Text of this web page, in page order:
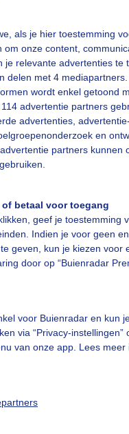
als je hier toestemming
om onze content,
je relevante advertenties te
delen met 4
wordt enkel getoond
advertentie partners
advertenties,
en
partners kunnen
betaal voor toegang
geef je toestemming
Indien je voor geen
geven, kun je kiezen voor
door op “Buienradar
voor Buienradar en kun
via “Privacy-instellingen”
van onze app. Lees meer